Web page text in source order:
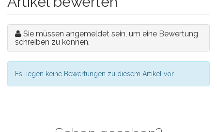
Sie müssen angemeldet sein, um eine Bewertung
schreiben zu können.
Es liegen keine Bewertungen zu diesem Artikel vor.